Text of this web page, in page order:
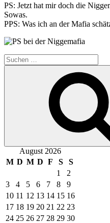
PS: Jetzt hat mir doch die
Sowas.
PPS: Was ich an der Mafia
Suche
nach:
August 2026
M D M D F S
S
1
2
3
4 5 6 7 8
9
10 11 12 13 14 15 16
17 18 19 20 21 22 23
24 25 26 27 28 29 30